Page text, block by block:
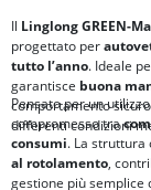
Il Linglong GREEN-
progettato per
tutto l’anno. Ideale
garantisce buona
comportamento
differenti condizioni
Pensato per un
compromesso tra
consumi. La struttura
al rotolamento,
gestione più semplice